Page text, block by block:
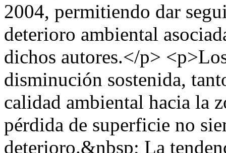
2004, permitiendo dar
deterioro ambiental
dichos autores.</p>
disminución sostenida,
calidad ambiental hacia la
pérdida de superficie no
deterioro.&nbsp; La